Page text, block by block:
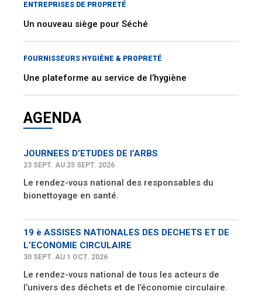
ENTREPRISES DE PROPRETÉ
Un nouveau siège pour Séché
FOURNISSEURS HYGIÈNE & PROPRETÉ
Une plateforme au service de l’hygiène
AGENDA
JOURNEES D’ETUDES DE l’ARBS
23 SEPT. AU 25 SEPT. 2026
Le rendez-vous national des responsables du
bionettoyage en santé.
19 è ASSISES NATIONALES DES DECHETS ET DE
L’ECONOMIE CIRCULAIRE
30 SEPT. AU 1 OCT. 2026
Le rendez-vous national de tous les acteurs de
l’univers des déchets et de l’économie circulaire.